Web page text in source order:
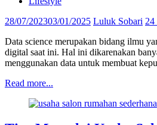
28/07/202303/01/2025 Luluk Sobari 24
Data science merupakan bidang ilmu
digital saat ini. Hal ini dikarenakan
menggunakan data untuk membuat
Read more...